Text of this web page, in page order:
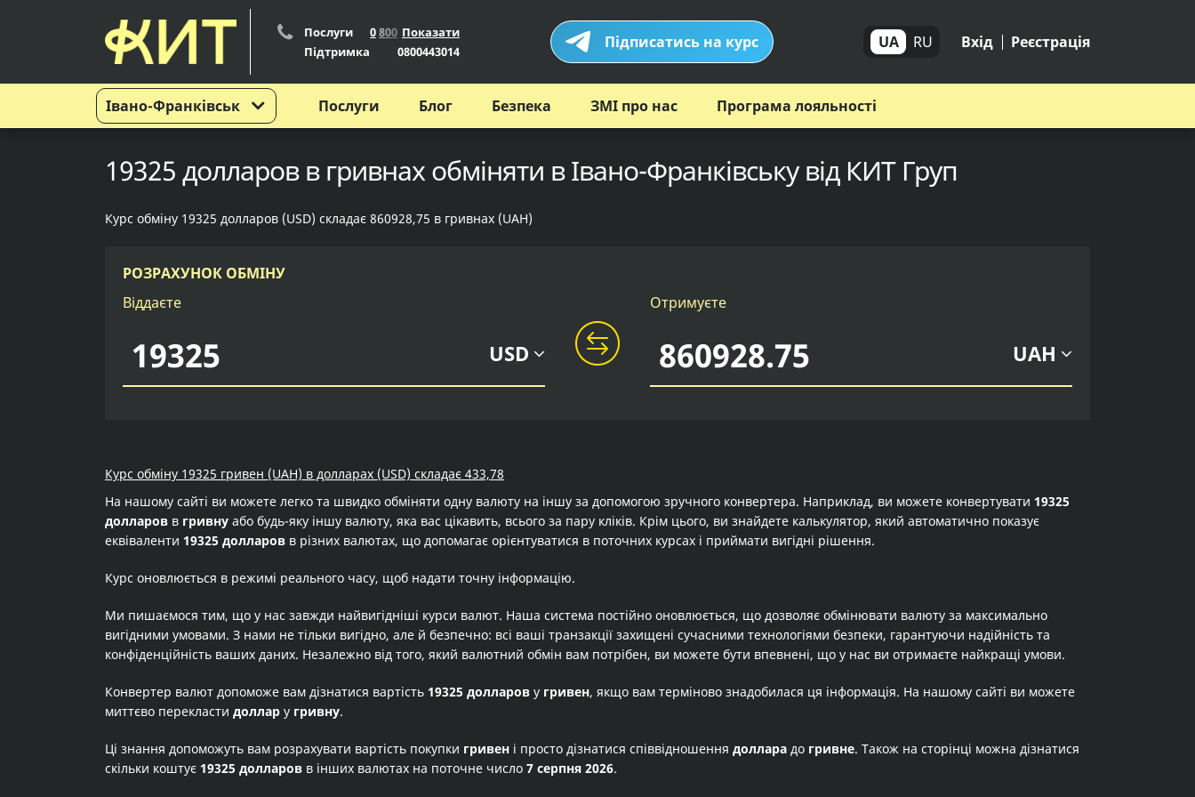
Івано-Франківськ
Послуги 0800 Показати
Підтримка
0800443014 Підписатись на курс UA RU Вхід Реєстрація
Послуги Блог Безпека ЗМІ про нас Програма лояльності
19325 долларов в гривнах обміняти в Івано-Франківську від КИТ Груп
Курс обміну 19325 долларов (USD) складає 860928,75 в гривнах (UAH)
РОЗРАХУНОК ОБМІНУ
Віддаєте
USD
Отримуєте
UAH
Курс обміну 19325 гривен (UAH) в долларах (USD) складає 433,78
На нашому сайті ви можете легко та швидко обміняти одну валюту на іншу за допомогою зручного конвертера. Наприклад, ви можете конвертувати 19325
долларов в гривну або будь-яку іншу валюту, яка вас цікавить, всього за пару кліків. Крім цього, ви знайдете калькулятор, який автоматично показує
еквіваленти 19325 долларов в різних валютах, що допомагає орієнтуватися в поточних курсах і приймати вигідні рішення.
Курс оновлюється в режимі реального часу, щоб надати точну інформацію.
Ми пишаємося тим, що у нас завжди найвигідніші курси валют. Наша система постійно оновлюється, що дозволяє обмінювати валюту за максимально
вигідними умовами. З нами не тільки вигідно, але й безпечно: всі ваші транзакції захищені сучасними технологіями безпеки, гарантуючи надійність та
конфіденційність ваших даних. Незалежно від того, який валютний обмін вам потрібен, ви можете бути впевнені, що у нас ви отримаєте найкращі умови.
Конвертер валют допоможе вам дізнатися вартість 19325 долларов у гривен, якщо вам терміново знадобилася ця інформація. На нашому сайті ви можете
миттєво перекласти доллар у гривну.
Ці знання допоможуть вам розрахувати вартість покупки гривен і просто дізнатися співвідношення доллара до гривне. Також на сторінці можна дізнатися
скільки коштує 19325 долларов в інших валютах на поточне число 7 серпня 2026.